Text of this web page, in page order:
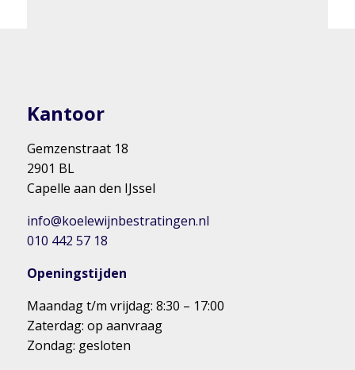
Kantoor
Gemzenstraat 18
2901 BL
Capelle aan den IJssel
info@koelewijnbestratingen.nl
010 442 57 18
Openingstijden
Maandag t/m vrijdag: 8:30 – 17:00
Zaterdag: op aanvraag
Zondag: gesloten